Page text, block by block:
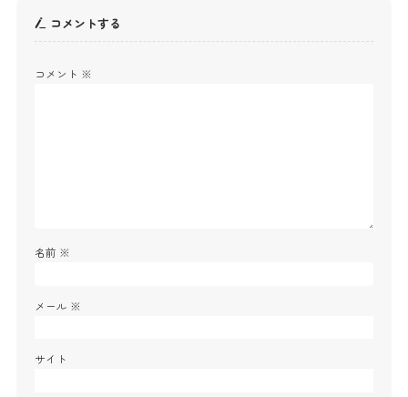
コメントする
コメント ※
名前 ※
メール ※
サイト